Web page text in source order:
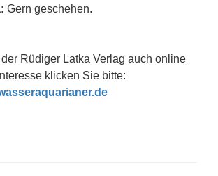
Gern geschehen.
Rüdiger Latka Verlag auch online
klicken Sie bitte: